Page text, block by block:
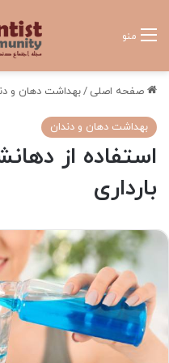
منو
صفحه اصلی /بهداشت دهان و
بهداشت دهان و دندان
استفاده از
بارداری